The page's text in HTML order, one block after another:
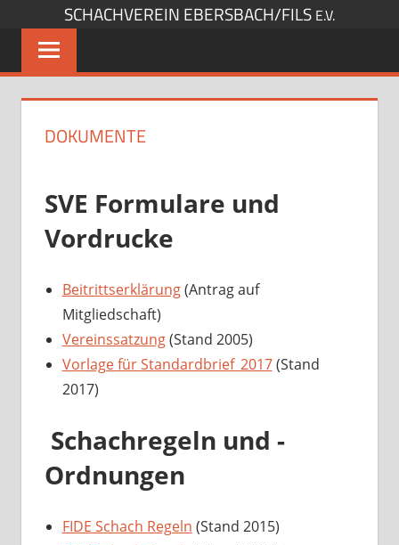
springen
SCHACHVEREIN EBERSBACH/FILS E.V.
DOKUMENTE
SVE Formulare und
Vordrucke
Beitrittserklärung(Antrag auf
Mitgliedschaft)
Vereinssatzung(Stand 2005)
Vorlage für Standardbrief_2017(Stand
2017)
Schachregeln und -
Ordnungen
FIDE Schach Regeln (Stand 2015)